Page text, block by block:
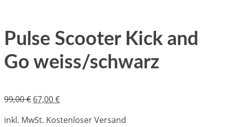
Pulse Scooter Kick and
Go weiss/schwarz
99,00€ Ursprünglicher
war:
67,00€Aktueller
ist:
inkl. MwSt. Kostenloser Versand